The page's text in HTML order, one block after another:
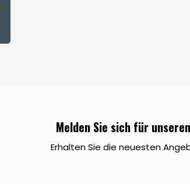
Melden Sie sich für
Erhalten Sie die neuesten